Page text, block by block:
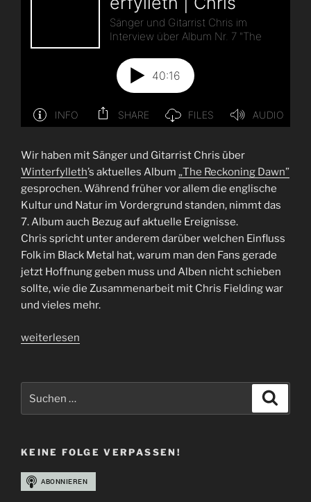
Wir haben mit Sänger und Gitarrist Chris über
Winterfylleth’s aktuelles Album „The Reckoning Dawn”
gesprochen. Während früher vor allem die englische
Kultur und Natur im Vordergrund standen, nimmt das
7. Album auch Bezug auf aktuelle Ereignisse.
Chris spricht unter anderem darüber welchen Einfluss
Folk im Black Metal hat, warum man den Fans gerade
jetzt Hoffnung geben muss und Alben nicht schieben
sollte, wie die Zusammenarbeit mit Chris Fielding war
und vieles mehr.
„Interview
Chris“
weiterlesen
nach:
KEINE FOLGE VERPASSEN!